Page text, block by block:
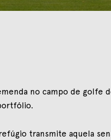
no campo de golfe
transmite aquela